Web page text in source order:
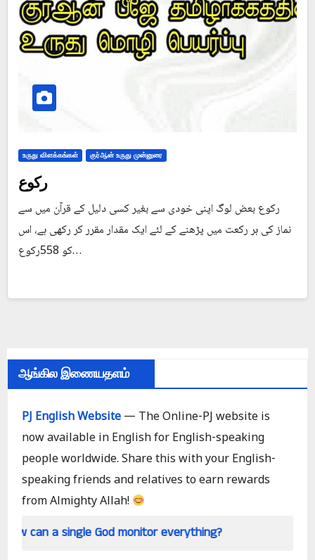
உருது விளக்கங்கள் குர்ஆன் உருது முன்னுரை
رکوع
رکوع بعض لوگ اپنی خودی سے بغیر کسی دلیل کے قرآن میں سے
نماز کی ہر رکعت میں پڑھنے کے لئے ایک مقدار مقرر کر رکھی ہے، اس
کو 558رکوع…
ஆங்கில இணையதளம்
PJ English Website — The Online-PJ website is
now available in English for English-speaking
people worldwide. Share this with your English-
speaking friends and relatives to earn rewards
from Almighty Allah!
God monitor everything?